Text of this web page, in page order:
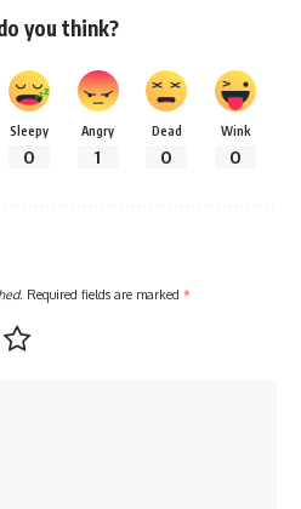
you think?
Sleepy
0
Angry
1
Dead
0
Wink
0
Required fields are marked *